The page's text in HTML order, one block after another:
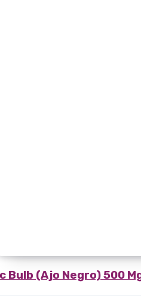
Bulb (Ajo Negro) 500